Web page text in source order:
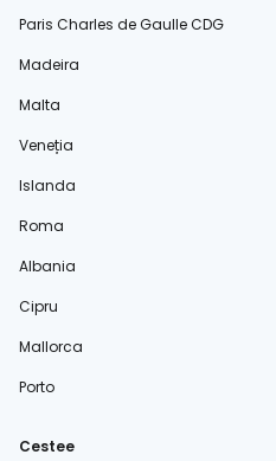
Paris Charles de Gaulle CDG
Madeira
Malta
Veneția
Islanda
Roma
Albania
Cipru
Mallorca
Porto
Cestee